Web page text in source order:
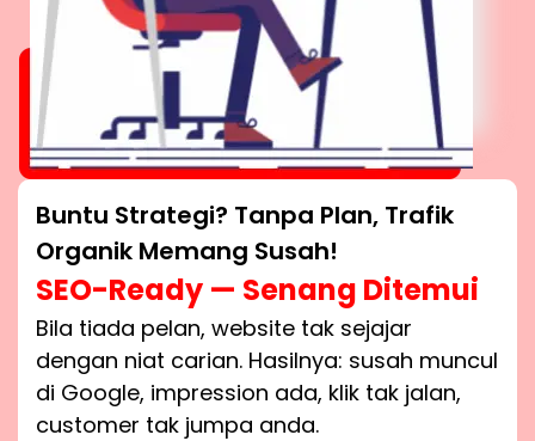
Buntu Strategi? Tanpa Plan, Trafik
Organik Memang Susah!
SEO-Ready — Senang Ditemui
Bila tiada pelan, website tak sejajar
dengan niat carian. Hasilnya: susah muncul
di Google, impression ada, klik tak jalan,
customer tak jumpa anda.